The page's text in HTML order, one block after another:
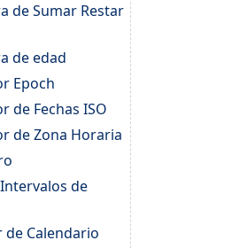
de Sumar Restar
de edad
Epoch
de Fechas ISO
de Zona Horaria
de
de Calendario